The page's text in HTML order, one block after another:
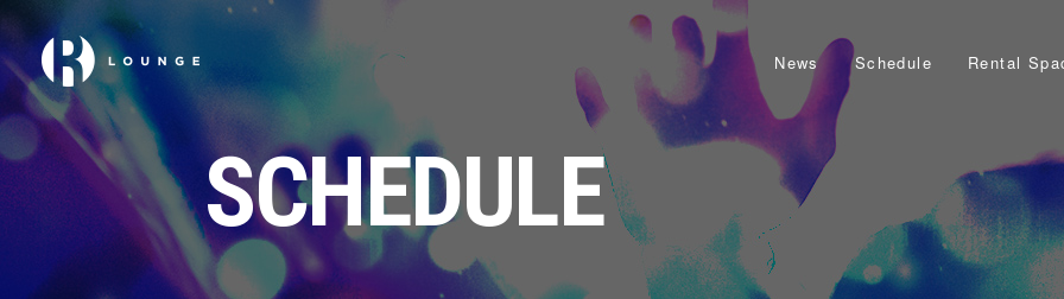
News Schedule Rental
SCHEDULE